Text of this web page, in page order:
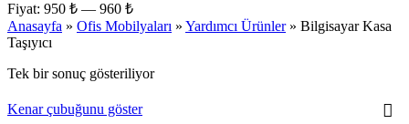
Fiyat: 950 ₺ — 960 ₺
Anasayfa » Ofis Mobilyaları » Yardımcı Ürünler» Bilgisayar Kasa
Taşıyıcı
Tek bir sonuç gösteriliyor
Kenar çubuğunu göster